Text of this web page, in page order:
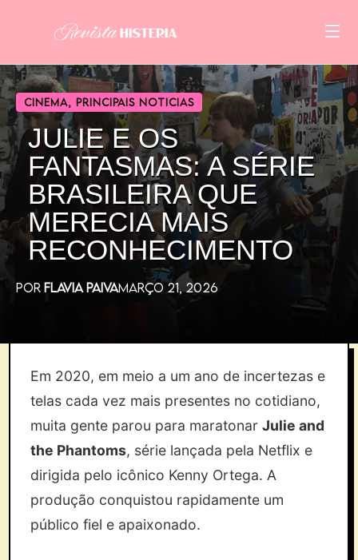
CINEMA, PRINCIPAIS NOTICIAS
JULIE E OS
FANTASMAS: A SÉRIE
BRASILEIRA QUE
MERECIA MAIS
RECONHECIMENTO
POR FLAVIA PAIVAMARÇO 21, 2026
Em 2020, em meio a um ano de incertezas e
telas cada vez mais presentes no cotidiano,
muita gente parou para maratonarJulie and
the Phantoms, série lançada pela Netflix e
dirigida pelo icônico Kenny Ortega. A
produção conquistou rapidamente um
público fiel e apaixonado.